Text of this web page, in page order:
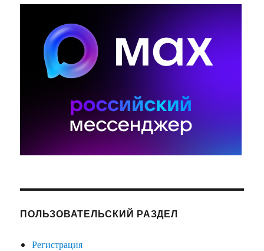
ПОЛЬЗОВАТЕЛЬСКИЙ РАЗДЕЛ
Регистрация